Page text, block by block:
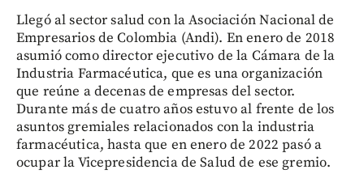
Llegó al sector salud con la Asociación Nacional de
Empresarios de Colombia (Andi). En enero de 2018
asumió como director ejecutivo de la Cámara de la
Industria Farmacéutica, que es una organización
que reúne a decenas de empresas del sector.
Durante más de cuatro años estuvo al frente de los
asuntos gremiales relacionados con la industria
farmacéutica, hasta que en enero de 2022 pasó a
ocupar la Vicepresidencia de Salud de ese gremio.